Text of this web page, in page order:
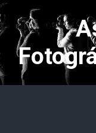
Saltar al contenido